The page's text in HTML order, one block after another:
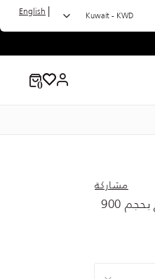
Kuwait - KWD
|
English
مشاركة
زجاجة المشي لمسا"ات طويلة من الألومنيوم سريعة ال"تح بحجم 900